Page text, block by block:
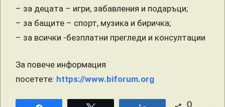
– за децата – игри, забавления и подаръци;
– за бащите – спорт, музика и биричка;
– за всички -безплатни прегледи и консултации
За повече информация
посетете: https://www.biforum.org
0